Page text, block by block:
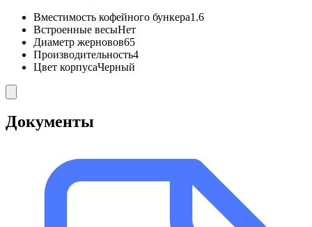
Вместимость кофейного бункера1.6
Встроенные весыНет
Диаметр жерновов65
Производительность4
Цвет корпусаЧерный
Документы